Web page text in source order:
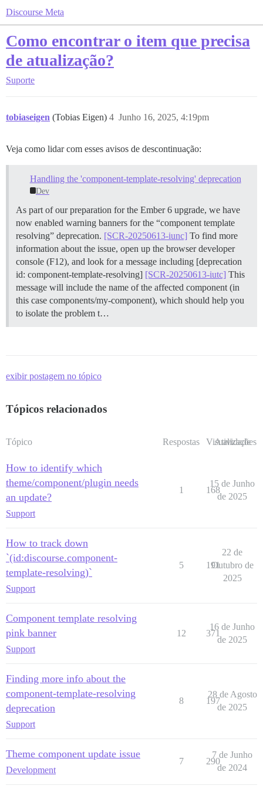
Discourse Meta
Como encontrar o item que precisa
de atualização?
Suporte
tobiaseigen (Tobias Eigen) Junho 16, 2025, 4:19pm
4
Veja como lidar com esses avisos de descontinuação:
Handling the 'component-template-resolving' deprecation
Dev
As part of our preparation for the Ember 6 upgrade, we have
now enabled warning banners for the “component template
resolving” deprecation. [SCR-20250613-iunc] To find more
information about the issue, open up the browser developer
console (F12), and look for a message including [deprecation
id: component-template-resolving] [SCR-20250613-iutc] This
message will include the name of the affected component (in
this case components/my-component), which should help you
to isolate the problem t…
exibir postagem no tópico
Tópicos relacionados
Tópico Respostas Visualizações
Atividade
How to identify which
theme/component/plugin needs
an update?
Support
1 168
15 de Junho
de 2025
How to track down
`(id:discourse.component-
template-resolving)`
Support
5 191
22 de
Outubro de
2025
Component template resolving
pink banner
Support
12 371
16 de Junho
de 2025
Finding more info about the
component-template-resolving
deprecation
Support
8 197
28 de Agosto
de 2025
Theme component update issue
Development
7 290
7 de Junho
de 2024